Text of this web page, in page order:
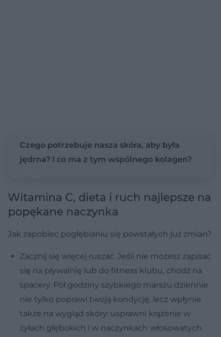
Czego potrzebuje nasza skóra, aby była
jędrna? I co ma z tym wspólnego kolagen?
Witamina C, dieta i ruch najlepsze na
popękane naczynka
Jak zapobiec pogłębianiu się powstałych już zmian?
Zacznij się więcej ruszać. Jeśli nie możesz zapisać
się na pływalnię lub do fitness klubu, chodź na
spacery. Pół godziny szybkiego marszu dziennie
nie tylko poprawi twoją kondycję, lecz wpłynie
także na wygląd skóry: usprawni krążenie w
żyłach głębokich i w naczynkach włosowatych.